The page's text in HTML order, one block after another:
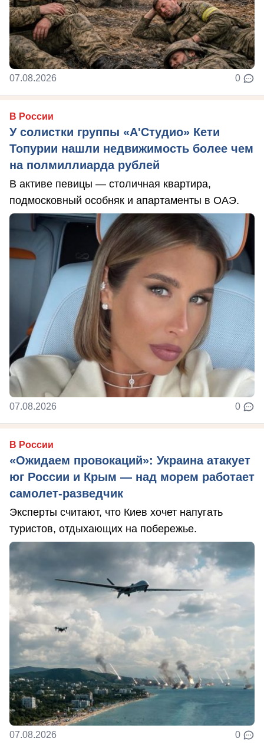
07.08.2026 0
В России
У солистки группы «А'Студио» Кети
Топурии нашли недвижимость более чем
на полмиллиарда рублей
В активе певицы — столичная квартира,
подмосковный особняк и апартаменты в ОАЭ.
07.08.2026 0
В России
«Ожидаем провокаций»: Украина атакует
юг России и Крым — над морем работает
самолет-разведчик
Эксперты считают, что Киев хочет напугать
туристов, отдыхающих на побережье.
07.08.2026 0